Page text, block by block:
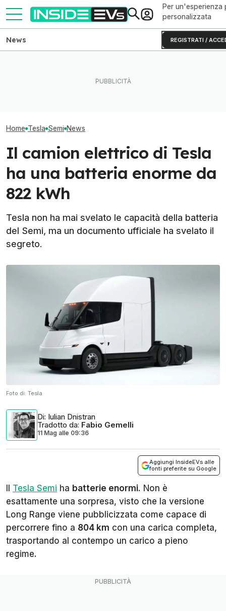
Per un'esperienza
personalizzata
REGISTRATI /
News
Home Tesla Semi News
Il camion elettrico di Tesla
ha una batteria enorme da
822 kWh
Tesla non ha mai svelato le capacità della batteria
del Semi, ma un documento ufficiale ha svelato il
segreto.
Foto di: Tesla
Di: Iulian Dnistran
Tradotto da: Fabio Gemelli
11 Mag alle 09:36
Aggiungi InsideEVs alle
fonti preferite su Google
Tesla Semi ha batterie enormi. Non è
esattamente una sorpresa, visto che la versione
Long Range viene pubblicizzata come capace di
percorrere fino a 804 km con una carica completa,
trasportando al contempo un carico a pieno
regime.